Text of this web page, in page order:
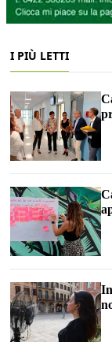
I PIÙ LETTI